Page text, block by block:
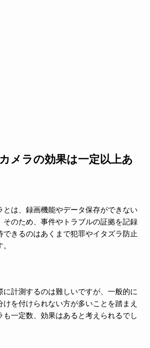
メラの効果は一定以上あ
とは、録画機能やデータ保存ができない
そのため、事件やトラブルの証拠を記録
できるのはあくまで犯罪やイタズラ防止
に計測するのは難しいですが、一般的に
を付けられない方が多いことを踏まえ
も一定数、効果はあると考えられるでし